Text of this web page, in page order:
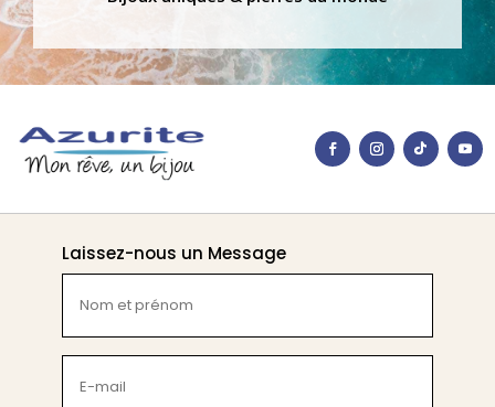
Laissez-nous un Message
et
prénom
(Nécessaire)
mail